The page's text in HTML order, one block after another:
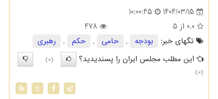
1404/03/15
10:00:45
0.0 از 5
478
تگهای خبر:
بودجه , حامی , حكم ,
رهبری
این مطلب مجلس ایران را پسندیدید؟
(0)
(0)
X